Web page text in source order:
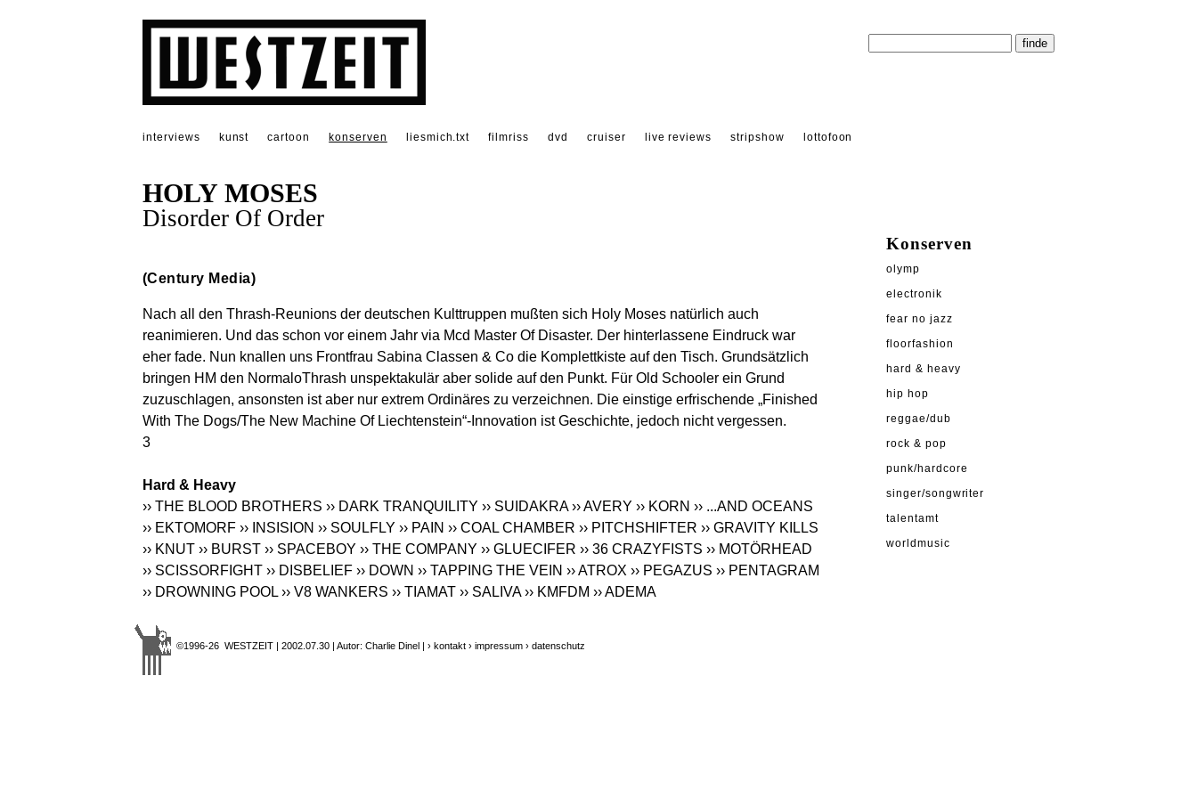
interviews kunst cartoon konserven liesmich.txt filmriss dvd cruiser live reviews stripshow lottofoon
HOLY MOSES
Disorder Of Order
(Century Media)
Nach all den Thrash-Reunions der deutschen Kulttruppen mußten sich Holy Moses natürlich auch
reanimieren. Und das schon vor einem Jahr via Mcd Master Of Disaster. Der hinterlassene Eindruck war
eher fade. Nun knallen uns Frontfrau Sabina Classen & Co die Komplettkiste auf den Tisch. Grundsätzlich
bringen HM den NormaloThrash unspektakulär aber solide auf den Punkt. Für Old Schooler ein Grund
zuzuschlagen, ansonsten ist aber nur extrem Ordinäres zu verzeichnen. Die einstige erfrischende „Finished
With The Dogs/The New Machine Of Liechtenstein“-Innovation ist Geschichte, jedoch nicht vergessen.
3
Hard & Heavy
›› THE BLOOD BROTHERS ›› DARK TRANQUILITY ›› SUIDAKRA ›› AVERY ›› KORN ›› ...AND OCEANS
›› EKTOMORF ›› INSISION ›› SOULFLY ›› PAIN ›› COAL CHAMBER ›› PITCHSHIFTER ›› GRAVITY KILLS
›› KNUT ›› BURST ›› SPACEBOY ›› THE COMPANY ›› GLUECIFER ›› 36 CRAZYFISTS ›› MOTÖRHEAD
›› SCISSORFIGHT ›› DISBELIEF ›› DOWN ›› TAPPING THE VEIN ›› ATROX ›› PEGAZUS ›› PENTAGRAM
›› DROWNING POOL ›› V8 WANKERS ›› TIAMAT ›› SALIVA ›› KMFDM ›› ADEMA
©1996-26 WESTZEIT | 2002.07.30 | Autor: Charlie Dinel | › kontakt › impressum › datenschutz
Konserven
olymp
electronik
fear no jazz
floorfashion
hard & heavy
hip hop
reggae/dub
rock & pop
punk/hardcore
singer/songwriter
talentamt
worldmusic